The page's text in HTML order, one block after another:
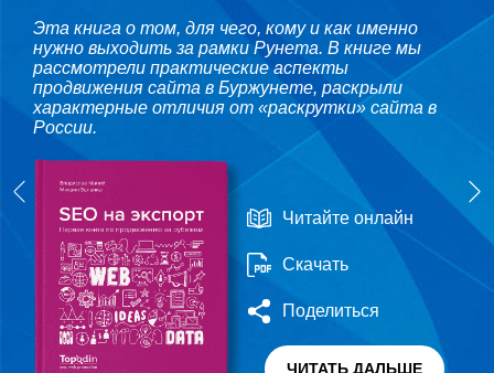
Эта книга о том, для чего, кому и как именно
нужно выходить за рамки Рунета. В книге мы
рассмотрели практические аспекты
продвижения сайта в Буржунете, раскрыли
характерные отличия от «раскрутки» сайта в
России.
Читайте онлайн
Скачать
Поделиться
ЧИТАТЬ ДАЛЬШЕ